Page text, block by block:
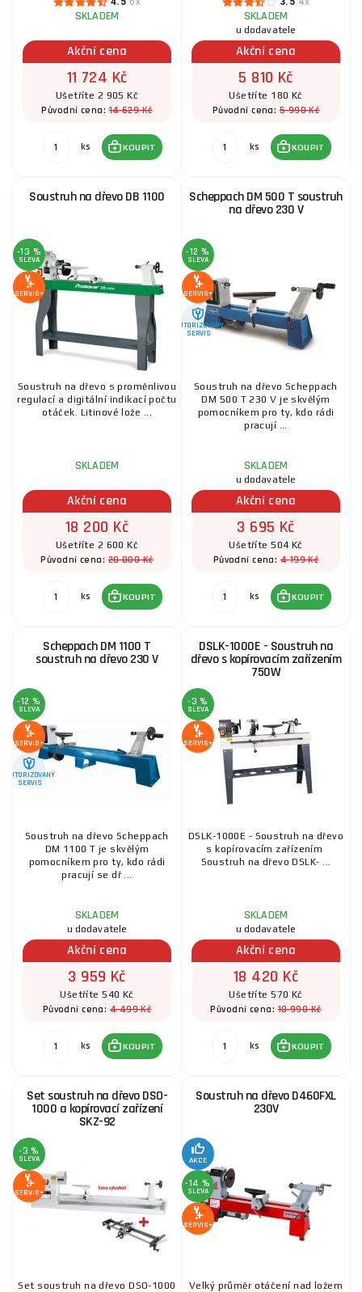
SKLADEM
Akční cena
11 724 Kč
Ušetříte 2 905 Kč
Původní cena:14 629 Kč
ks KOUPIT
SKLADEM
u dodavatele
Akční cena
5 810 Kč
Ušetříte 180 Kč
Původní cena:5 990 Kč
ks KOUPIT
Soustruh na dřevo DB 1100
-13 %
SLEVA
SERVIS+
Soustruh na dřevo s proměnlivou
regulací a digitální indikací počtu
otáček. Litinové lože ...
SKLADEM
Akční cena
18 200 Kč
Ušetříte 2 600 Kč
Původní cena:20 800 Kč
ks KOUPIT
Scheppach DM 500 T soustruh
na dřevo 230 V
-12 %
SLEVA
SERVIS+
AUTORIZOVANÝ
SERVIS
Soustruh na dřevo Scheppach
DM 500 T 230 V je skvělým
pomocníkem pro ty, kdo rádi
pracují ...
SKLADEM
u dodavatele
Akční cena
3 695 Kč
Ušetříte 504 Kč
Původní cena:4 199 Kč
ks KOUPIT
Scheppach DM 1100 T
soustruh na dřevo 230 V
-12 %
SLEVA
SERVIS+
AUTORIZOVANÝ
SERVIS
Soustruh na dřevo Scheppach
DM 1100 T je skvělým
pomocníkem pro ty, kdo rádi
pracují se dř ...
SKLADEM
u dodavatele
Akční cena
3 959 Kč
Ušetříte 540 Kč
Původní cena:4 499 Kč
ks KOUPIT
DSLK-1000E - Soustruh na
dřevo s kopírovacím zařízením
750W
-3 %
SLEVA
SERVIS+
DSLK-1000E - Soustruh na dřevo
s kopírovacím zařízením
Soustruh na dřevo DSLK- ...
SKLADEM
u dodavatele
Akční cena
18 420 Kč
Ušetříte 570 Kč
Původní cena:18 990 Kč
ks KOUPIT
Set soustruh na dřevo DSO-
1000 a kopírovací zařízení
SKZ-92
-3 %
SLEVA
SERVIS+
Set soustruh na dřevo DSO-1000
Soustruh na dřevo D460FXL
230V
AKCE
-14 %
SLEVA
SERVIS+
Velký průměr otáčení nad ložem